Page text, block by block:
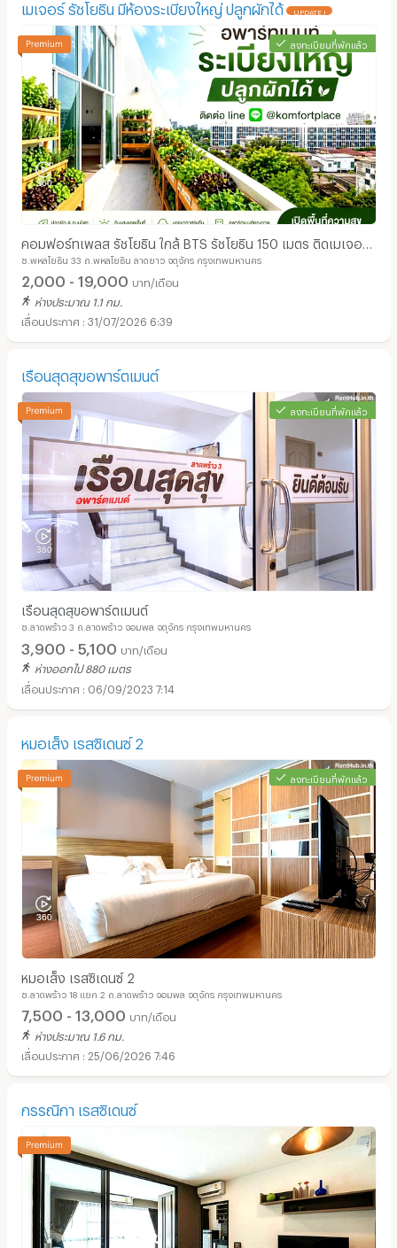
เมเจอร์ รัชโยธิน มีห้องระเบียงใหญ่ ปลูกผักได้
UPDATE !
ลงทะเบียนที่พักแล้ว
คอมฟอร์ทเพลส รัชโยธิน ใกล้ BTS รัชโยธิน 150 เมตร ติดเมเจอร์
รัชโยธิน มีห้องระเบียงใหญ่ ปลูกผักได้
ซ.พหลโยธิน 33 ถ.พหลโยธิน ลาดยาว จตุจักร กรุงเทพมหานคร
2,000 - 19,000 บาท/เดือน
ห่างประมาณ 1.1 กม.
31/07/2026 6:39
เรือนสุดสุขอพาร์ตเมนต์
ลงทะเบียนที่พักแล้ว
เรือนสุดสุขอพาร์ตเมนต์
ซ.ลาดพร้าว 3 ถ.ลาดพร้าว จอมพล จตุจักร กรุงเทพมหานคร
3,900 - 5,100 บาท/เดือน
ห่างออกไป 880 เมตร
06/09/2023 7:14
หมอเส็ง เรสซิเดนซ์ 2
ลงทะเบียนที่พักแล้ว
หมอเส็ง เรสซิเดนซ์ 2
ซ.ลาดพร้าว 18 แยก 2 ถ.ลาดพร้าว จอมพล จตุจักร กรุงเทพมหานคร
7,500 - 13,000 บาท/เดือน
ห่างประมาณ 1.6 กม.
25/06/2026 7:46
กรรณิกา เรสซิเดนซ์